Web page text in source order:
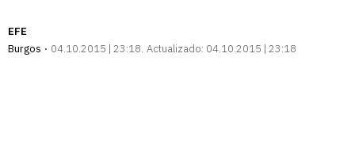
EFE
Burgos
04.10.2015 | 23:18 Actualizado: 04.10.2015 | 23:18